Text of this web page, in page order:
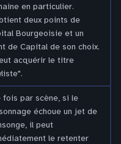
en particulier.
deux points de
Bourgeoisie et un
de Capital de son choix.
acquérir le titre
fois par scène, si le
échoue un jet de
il peut
le retenter